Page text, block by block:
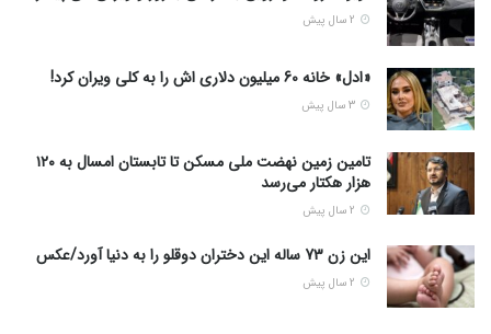
«ادل» خانه 60 میلیون دلاری اش را به کلی ویران کرد!
تامین زمین نهضت ملی مسکن تا تابستان امسال به ۱۲۰
هزار هکتار می‌رسد
این زن 73 ساله این دختران دوقلو را به دنیا آورد/عکس